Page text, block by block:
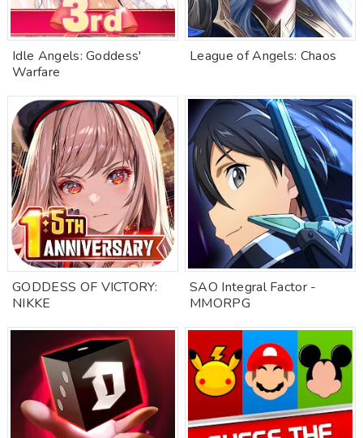
Idle Angels: Goddess'
Warfare
League of Angels: Chaos
GODDESS OF VICTORY:
NIKKE
SAO Integral Factor -
MMORPG